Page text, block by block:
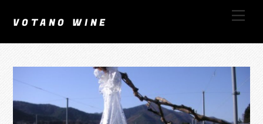
VOTANO WINE